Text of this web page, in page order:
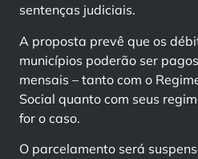
sentenças judiciais.
A proposta prevê que os
municípios poderão ser
mensais – tanto com o
Social quanto com seus
for o caso.
O parcelamento será